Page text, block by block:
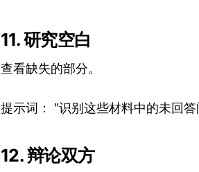
11. 研究空白
查看缺失的部分。
提示词： "识别这些材料中的未回
12. 辩论双方